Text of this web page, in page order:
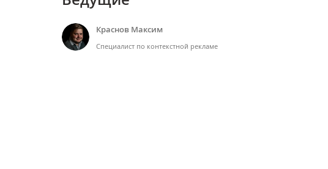
Краснов Максим
Специалист по контекстной рекламе